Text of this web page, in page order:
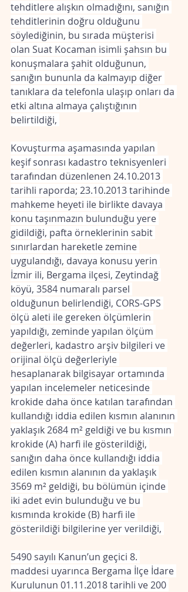
tehditlere alışkın olmadığını, sanığın
tehditlerinin doğru olduğunu
söylediğinin, bu sırada müşterisi
olan Suat Kocaman isimli şahsın bu
konuşmalara şahit olduğunun,
sanığın bununla da kalmayıp diğer
tanıklara da telefonla ulaşıp onları da
etki altına almaya çalıştığının
belirtildiği,
Kovuşturma aşamasında yapılan
keşif sonrası kadastro teknisyenleri
tarafından düzenlenen 24.10.2013
tarihli raporda; 23.10.2013 tarihinde
mahkeme heyeti ile birlikte davaya
konu taşınmazın bulunduğu yere
gidildiği, pafta örneklerinin sabit
sınırlardan hareketle zemine
uygulandığı, davaya konusu yerin
İzmir ili, Bergama ilçesi, Zeytindağ
köyü, 3584 numaralı parsel
olduğunun belirlendiği, CORS-GPS
ölçü aleti ile gereken ölçümlerin
yapıldığı, zeminde yapılan ölçüm
değerleri, kadastro arşiv bilgileri ve
orijinal ölçü değerleriyle
hesaplanarak bilgisayar ortamında
yapılan incelemeler neticesinde
krokide daha önce katılan tarafından
kullandığı iddia edilen kısmın alanının
yaklaşık 2684 m² geldiği ve bu kısmın
krokide (A) harfi ile gösterildiği,
sanığın daha önce kullandığı iddia
edilen kısmın alanının da yaklaşık
3569 m² geldiği, bu bölümün içinde
iki adet evin bulunduğu ve bu
kısmında krokide (B) harfi ile
gösterildiği bilgilerine yer verildiği,
5490 sayılı Kanun’un geçici 8.
maddesi uyarınca Bergama İlçe İdare
Kurulunun 01.11.2018 tarihli ve 200